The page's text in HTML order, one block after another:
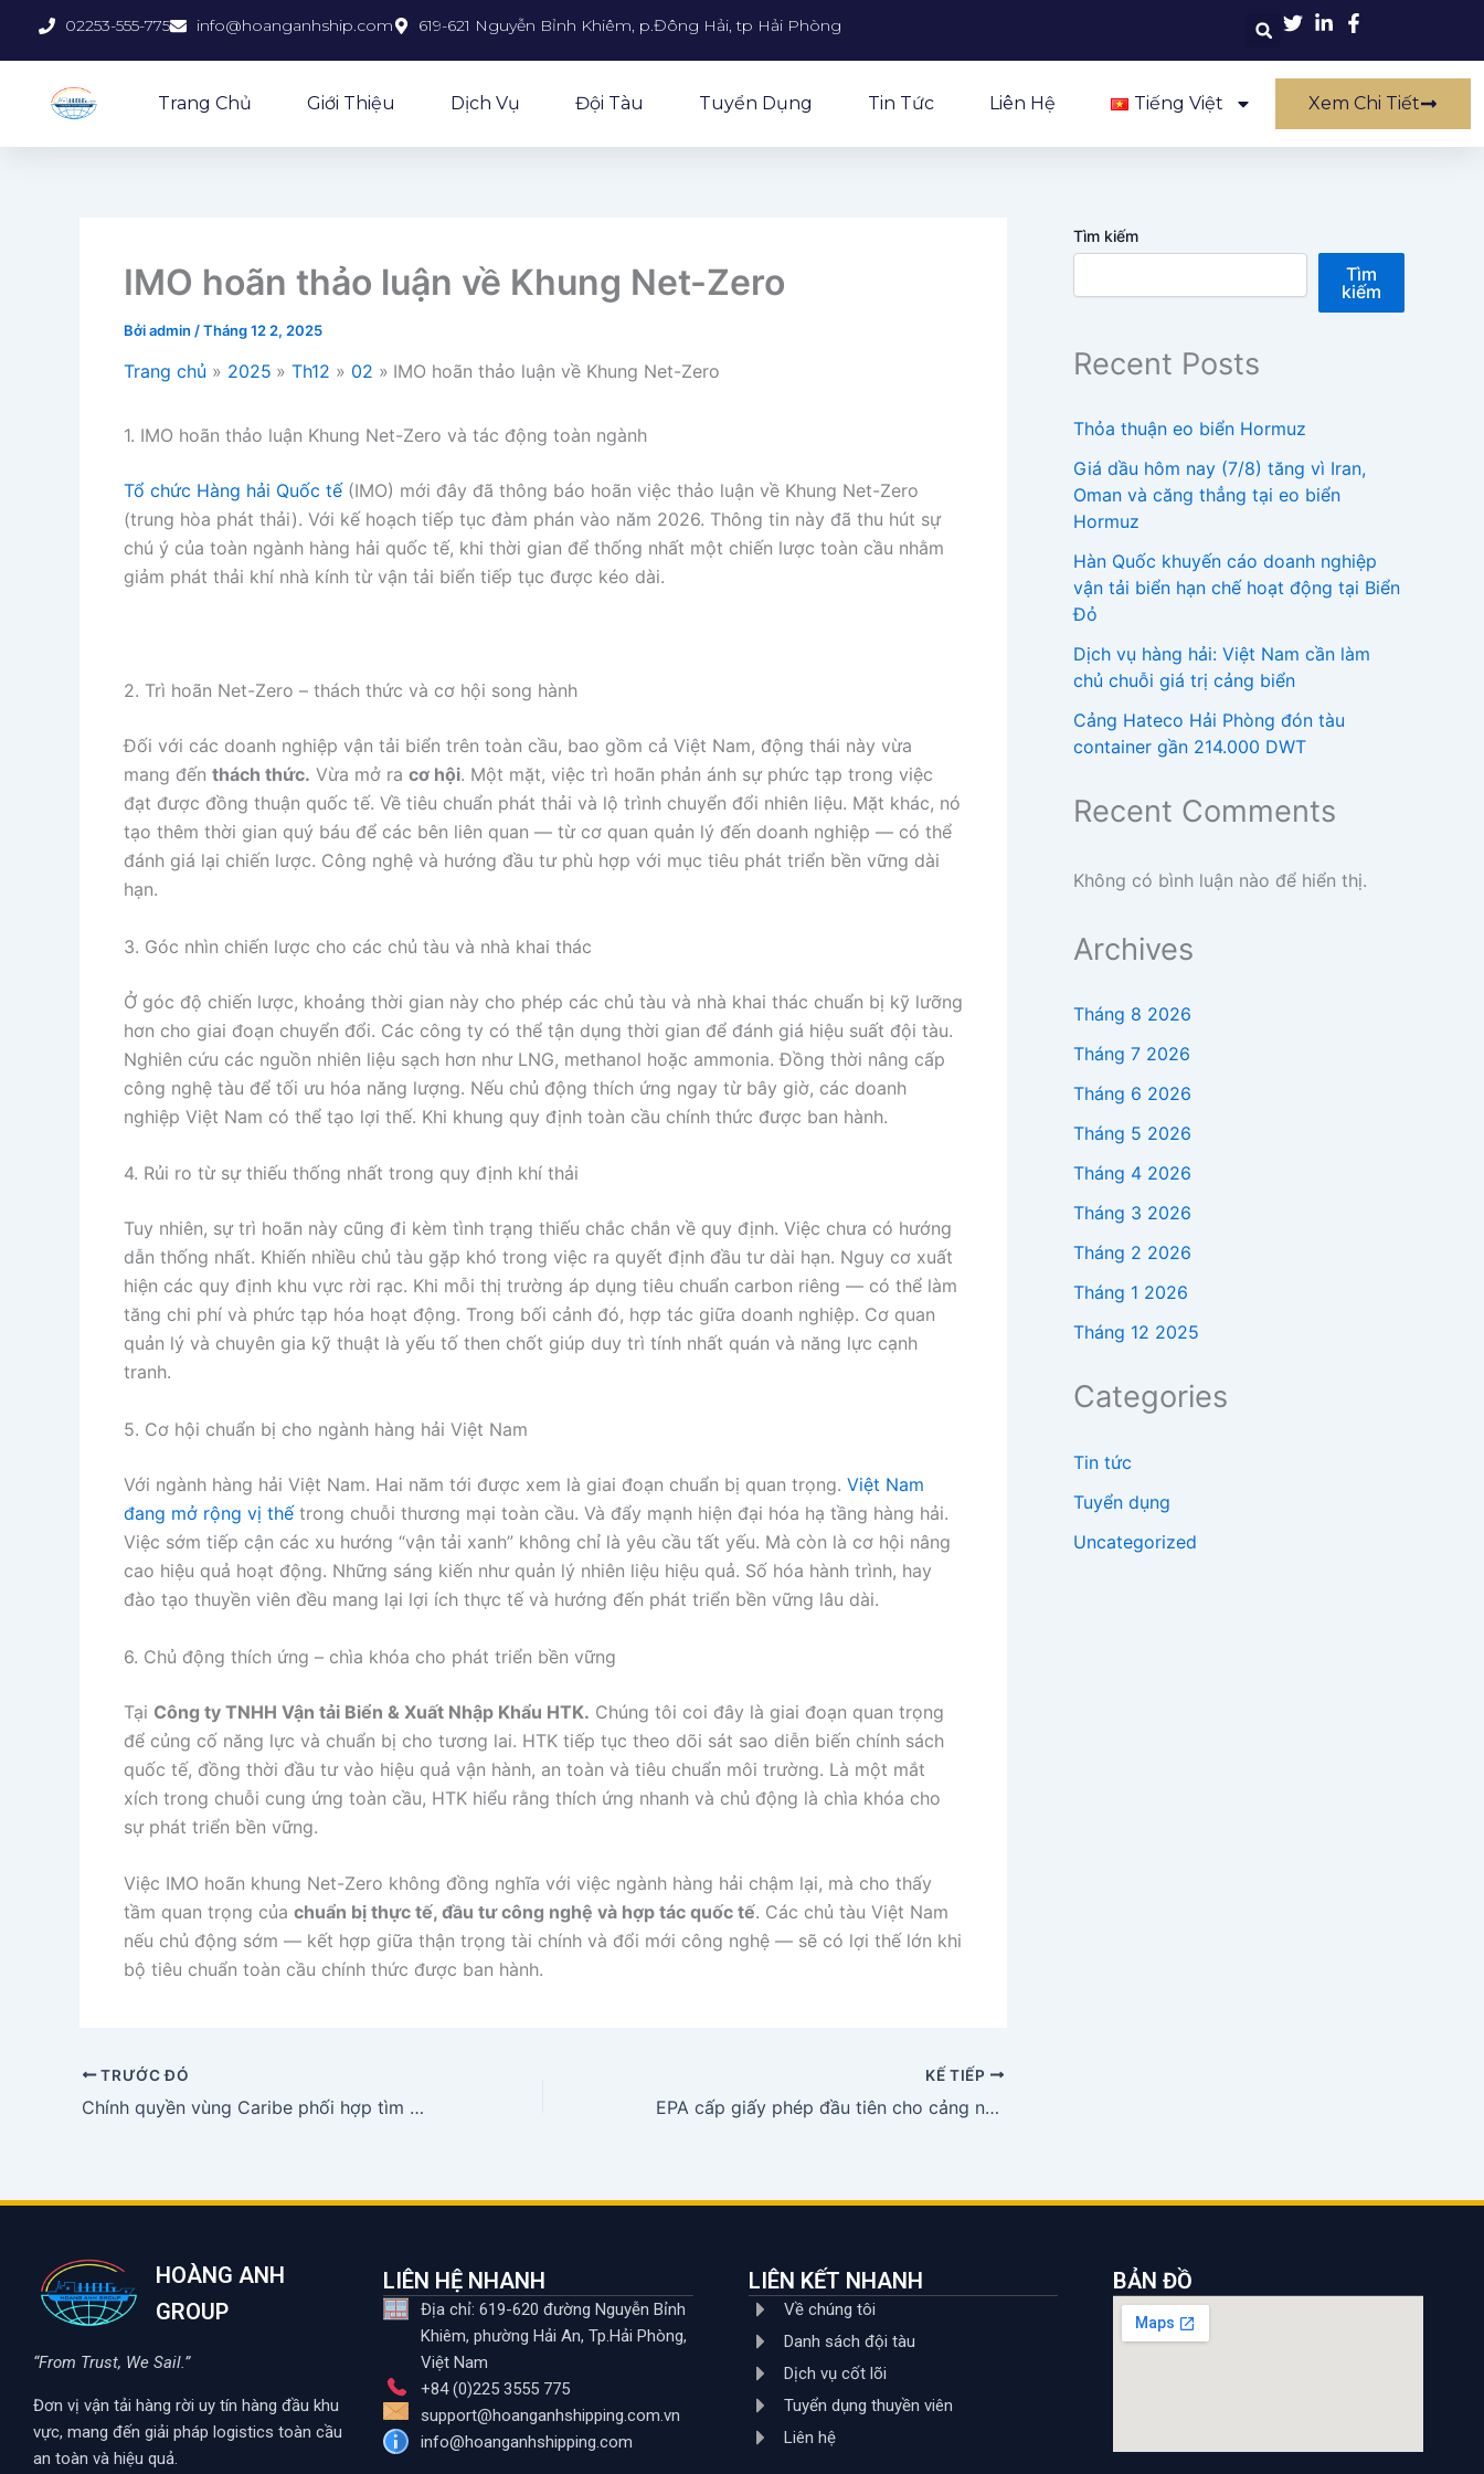
02253-555-775 info@hoanganhship.com 619-621 Nguyễn Bỉnh Khiêm, p.Đông Hải, tp Hải Phòng
Trang Chủ Giới Thiệu Dịch Vụ Đội Tàu Tuyển Dụng Tin Tức Liên Hệ Tiếng Việt Xem Chi Tiết
IMO hoãn thảo luận về Khung Net-Zero
Bởiadmin /Tháng 12 2, 2025
Trang chủ 2025 Th12 02 IMO hoãn thảo luận về Khung Net-Zero
1. IMO hoãn thảo luận Khung Net-Zero và tác động toàn ngành
Tổ chức Hàng hải Quốc tế(IMO) mới đây đã thông báo hoãn việc thảo luận về Khung Net-Zero
(trung hòa phát thải). Với kế hoạch tiếp tục đàm phán vào năm 2026. Thông tin này đã thu hút sự
chú ý của toàn ngành hàng hải quốc tế, khi thời gian để thống nhất một chiến lược toàn cầu nhằm
giảm phát thải khí nhà kính từ vận tải biển tiếp tục được kéo dài.
2. Trì hoãn Net-Zero – thách thức và cơ hội song hành
Đối với các doanh nghiệp vận tải biển trên toàn cầu, bao gồm cả Việt Nam, động thái này vừa
mang đến thách thức. Vừa mở ra cơ hội. Một mặt, việc trì hoãn phản ánh sự phức tạp trong việc
đạt được đồng thuận quốc tế. Về tiêu chuẩn phát thải và lộ trình chuyển đổi nhiên liệu. Mặt khác, nó
tạo thêm thời gian quý báu để các bên liên quan — từ cơ quan quản lý đến doanh nghiệp — có thể
đánh giá lại chiến lược. Công nghệ và hướng đầu tư phù hợp với mục tiêu phát triển bền vững dài
hạn.
3. Góc nhìn chiến lược cho các chủ tàu và nhà khai thác
Ở góc độ chiến lược, khoảng thời gian này cho phép các chủ tàu và nhà khai thác chuẩn bị kỹ lưỡng
hơn cho giai đoạn chuyển đổi. Các công ty có thể tận dụng thời gian để đánh giá hiệu suất đội tàu.
Nghiên cứu các nguồn nhiên liệu sạch hơn như LNG, methanol hoặc ammonia. Đồng thời nâng cấp
công nghệ tàu để tối ưu hóa năng lượng. Nếu chủ động thích ứng ngay từ bây giờ, các doanh
nghiệp Việt Nam có thể tạo lợi thế. Khi khung quy định toàn cầu chính thức được ban hành.
4. Rủi ro từ sự thiếu thống nhất trong quy định khí thải
Tuy nhiên, sự trì hoãn này cũng đi kèm tình trạng thiếu chắc chắn về quy định. Việc chưa có hướng
dẫn thống nhất. Khiến nhiều chủ tàu gặp khó trong việc ra quyết định đầu tư dài hạn. Nguy cơ xuất
hiện các quy định khu vực rời rạc. Khi mỗi thị trường áp dụng tiêu chuẩn carbon riêng — có thể làm
tăng chi phí và phức tạp hóa hoạt động. Trong bối cảnh đó, hợp tác giữa doanh nghiệp. Cơ quan
quản lý và chuyên gia kỹ thuật là yếu tố then chốt giúp duy trì tính nhất quán và năng lực cạnh
tranh.
5. Cơ hội chuẩn bị cho ngành hàng hải Việt Nam
Với ngành hàng hải Việt Nam. Hai năm tới được xem là giai đoạn chuẩn bị quan trọng. Việt Nam
đang mở rộng vị thếtrong chuỗi thương mại toàn cầu. Và đẩy mạnh hiện đại hóa hạ tầng hàng hải.
Việc sớm tiếp cận các xu hướng “vận tải xanh” không chỉ là yêu cầu tất yếu. Mà còn là cơ hội nâng
cao hiệu quả hoạt động. Những sáng kiến như quản lý nhiên liệu hiệu quả. Số hóa hành trình, hay
đào tạo thuyền viên đều mang lại lợi ích thực tế và hướng đến phát triển bền vững lâu dài.
6. Chủ động thích ứng – chìa khóa cho phát triển bền vững
Tại Công ty TNHH Vận tải Biển & Xuất Nhập Khẩu HTK. Chúng tôi coi đây là giai đoạn quan trọng
để củng cố năng lực và chuẩn bị cho tương lai. HTK tiếp tục theo dõi sát sao diễn biến chính sách
quốc tế, đồng thời đầu tư vào hiệu quả vận hành, an toàn và tiêu chuẩn môi trường. Là một mắt
xích trong chuỗi cung ứng toàn cầu, HTK hiểu rằng thích ứng nhanh và chủ động là chìa khóa cho
sự phát triển bền vững.
Việc IMO hoãn khung Net-Zero không đồng nghĩa với việc ngành hàng hải chậm lại, mà cho thấy
tầm quan trọng của chuẩn bị thực tế, đầu tư công nghệ và hợp tác quốc tế. Các chủ tàu Việt Nam
nếu chủ động sớm — kết hợp giữa thận trọng tài chính và đổi mới công nghệ — sẽ có lợi thế lớn khi
bộ tiêu chuẩn toàn cầu chính thức được ban hành.
TRƯỚC ĐÓ
Chính quyền vùng Caribe phối hợp tìm kiếm và cứu nạn
KẾ TIẾP
EPA cấp giấy phép đầu tiên cho cảng nước sâu ngoài khơi Texas
Tìm kiếm
Tìm
kiếm
Recent Posts
Thỏa thuận eo biển Hormuz
Giá dầu hôm nay (7/8) tăng vì Iran,
Oman và căng thẳng tại eo biển
Hormuz
Hàn Quốc khuyến cáo doanh nghiệp
vận tải biển hạn chế hoạt động tại Biển
Đỏ
Dịch vụ hàng hải: Việt Nam cần làm
chủ chuỗi giá trị cảng biển
Cảng Hateco Hải Phòng đón tàu
container gần 214.000 DWT
Recent Comments
Không có bình luận nào để hiển thị.
Archives
Tháng 8 2026
Tháng 7 2026
Tháng 6 2026
Tháng 5 2026
Tháng 4 2026
Tháng 3 2026
Tháng 2 2026
Tháng 1 2026
Tháng 12 2025
Categories
Tin tức
Tuyển dụng
Uncategorized
HOÀNG ANH
GROUP
“From Trust, We Sail.”
Đơn vị vận tải hàng rời uy tín hàng đầu khu
vực, mang đến giải pháp logistics toàn cầu
an toàn và hiệu quả.
LIÊN HỆ NHANH
Địa chỉ: 619-620 đường Nguyễn Bỉnh
Khiêm, phường Hải An, Tp.Hải Phòng,
Việt Nam
+84 (0)225 3555 775
support@hoanganhshipping.com.vn
info@hoanganhshipping.com
LIÊN KẾT NHANH
Về chúng tôi
Danh sách đội tàu
Dịch vụ cốt lõi
Tuyển dụng thuyền viên
Liên hệ
BẢN ĐỒ